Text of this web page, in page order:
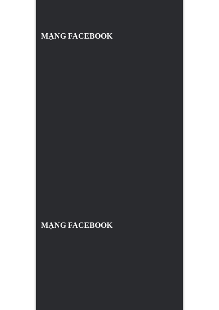
MẠNG FACEBOOK
MẠNG FACEBOOK